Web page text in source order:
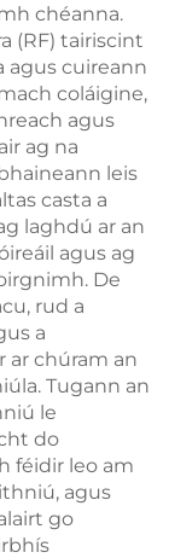
chéanna.
(RF) tairiscint
agus cuireann
coláigine,
agus
ag na
leis
casta a
laghdú ar an
agus ag
De
rud a
a
ar chúram an
Tugann an
le
do
féidir leo am
agus
go